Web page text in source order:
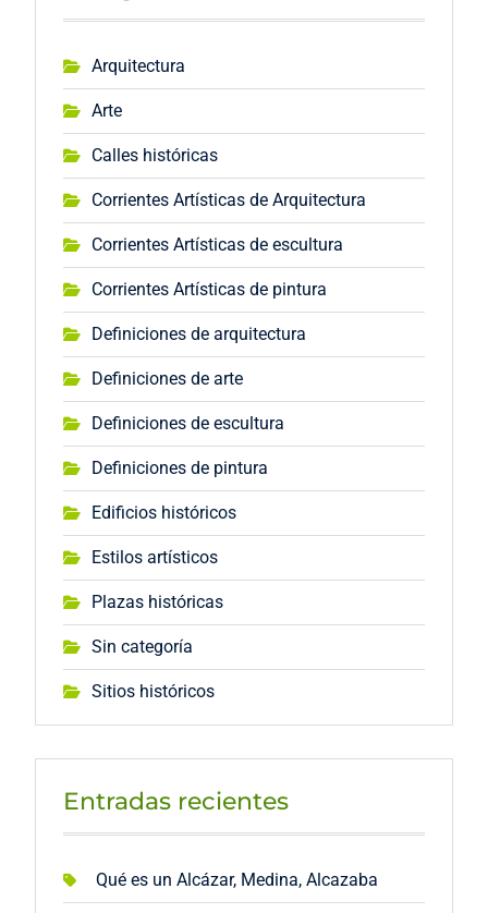
Arquitectura
Arte
Calles históricas
Corrientes Artísticas de Arquitectura
Corrientes Artísticas de escultura
Corrientes Artísticas de pintura
Definiciones de arquitectura
Definiciones de arte
Definiciones de escultura
Definiciones de pintura
Edificios históricos
Estilos artísticos
Plazas históricas
Sin categoría
Sitios históricos
Entradas recientes
Qué es un Alcázar, Medina, Alcazaba